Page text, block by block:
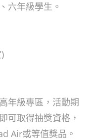
六年級學生。
年級專區，活動期
可取得抽獎資格，
Air或等值獎品。